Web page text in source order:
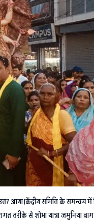
समिति के समन्वय में
तरीके से शोभा यात्रा